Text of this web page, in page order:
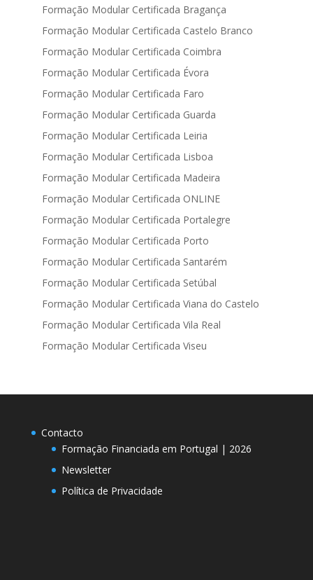
Formação Modular Certificada Bragança
Formação Modular Certificada Castelo Branco
Formação Modular Certificada Coimbra
Formação Modular Certificada Évora
Formação Modular Certificada Faro
Formação Modular Certificada Guarda
Formação Modular Certificada Leiria
Formação Modular Certificada Lisboa
Formação Modular Certificada Madeira
Formação Modular Certificada ONLINE
Formação Modular Certificada Portalegre
Formação Modular Certificada Porto
Formação Modular Certificada Santarém
Formação Modular Certificada Setúbal
Formação Modular Certificada Viana do Castelo
Formação Modular Certificada Vila Real
Formação Modular Certificada Viseu
Contacto
Formação Financiada em Portugal | 2026
Newsletter
Política de Privacidade